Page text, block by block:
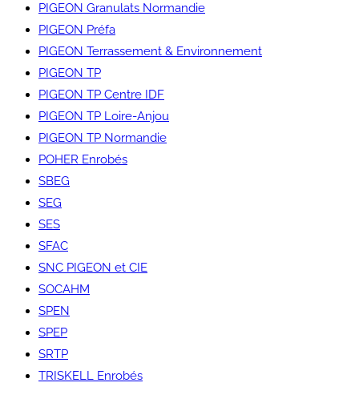
PIGEON Granulats Normandie
PIGEON Préfa
PIGEON Terrassement & Environnement
PIGEON TP
PIGEON TP Centre IDF
PIGEON TP Loire-Anjou
PIGEON TP Normandie
POHER Enrobés
SBEG
SEG
SES
SFAC
SNC PIGEON et CIE
SOCAHM
SPEN
SPEP
SRTP
TRISKELL Enrobés